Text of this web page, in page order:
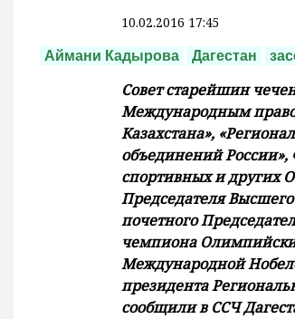
10.02.2016 17:45
Аймани Кадырова Дагестан
Совет старейшин
Международным
Казахстана»,
объединений
спортивных и других
Председателя
почетного
чемпиона
Международной
президента
сообщили в ССЧ